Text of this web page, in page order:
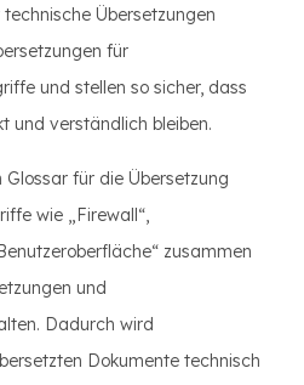
Übersetzungen
für
und stellen so sicher, dass
und verständlich bleiben.
Glossar für die Übersetzung
wie „Firewall“,
zusammen
und
Dadurch wird
Dokumente technisch